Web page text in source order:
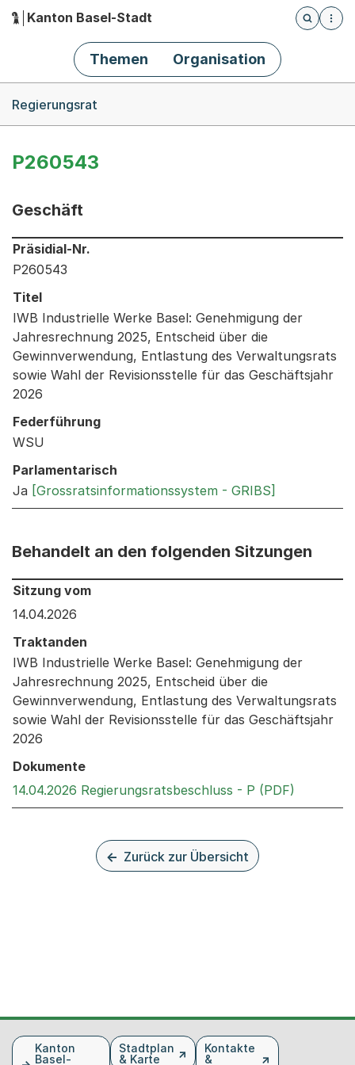
Hauptnavigation
Kanton Basel-Stadt
Öffnet
Themen Organisation
Regierungsrat
P260543
Geschäft
Informationen zum Ausgewählten Geschäft
Präsidial-Nr.
P260543
Titel
IWB Industrielle Werke Basel: Genehmigung der
Jahresrechnung 2025, Entscheid über die
Gewinnverwendung, Entlastung des Verwaltungsrats
sowie Wahl der Revisionsstelle für das Geschäftsjahr
2026
Federführung
WSU
Parlamentarisch
Ja [Grossratsinformationssystem - GRIBS]
Behandelt an den folgenden Sitzungen
Behandelt an den folgenden Sitzungen: Informationen
Sitzung vom
14.04.2026
Traktanden
IWB Industrielle Werke Basel: Genehmigung der
Jahresrechnung 2025, Entscheid über die
Gewinnverwendung, Entlastung des Verwaltungsrats
sowie Wahl der Revisionsstelle für das Geschäftsjahr
2026
Dokumente
14.04.2026 Regierungsratsbeschluss - P (PDF)
Zurück zur Übersicht
FusszeileKanton
Basel-
Stadtplan
& Karte
Kontakte
&